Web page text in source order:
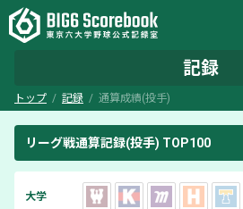
記録
トップ 記録 通算成績(投手)
リーグ戦通算記録(投手) TOP100
大学